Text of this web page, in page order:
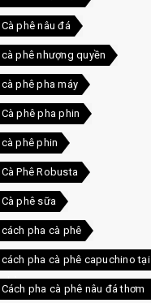
Cà phê nâu đá
cà phê nhượng quyền
cà phê pha máy
Cà phê pha phin
cà phê phin
Cà Phê Robusta
Cà phê sữa
cách pha cà phê
cách pha cà phê capuchino tại
nhà
Cách pha cà phê nâu đá thơm